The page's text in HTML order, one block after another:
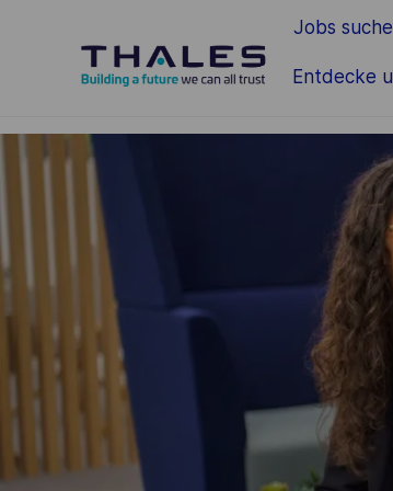
Jobs
Entdecke
-